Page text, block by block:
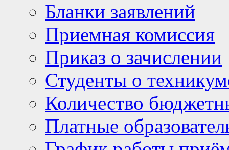
Бланки заявлений
Приемная комиссия
Приказ о зачислении
Студенты о
Количество
Платные